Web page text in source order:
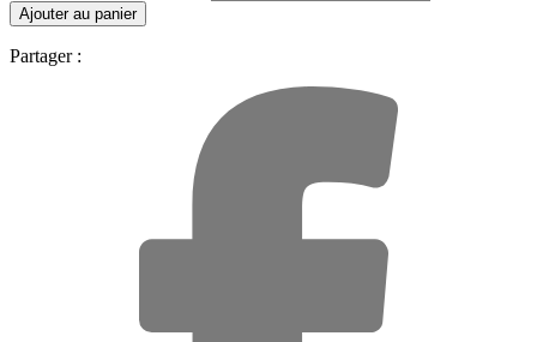
Ajouter au panier
Partager :